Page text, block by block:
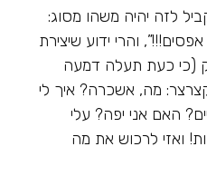
לזה יהיה משהו מסוג:
והרי ידוע שיצירת
(כי כעת תעלה דמעה
מה, אשכרה? איך לי
האם אני יפה? עלי
ואזי לרכוש את מה